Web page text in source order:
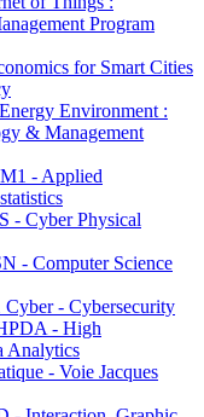
Program
for Smart Cities
Environment :
& Management
- Applied
- Cyber Physical
- Computer Science
- Cybersecurity
- High
Analytics
- Voie Jacques